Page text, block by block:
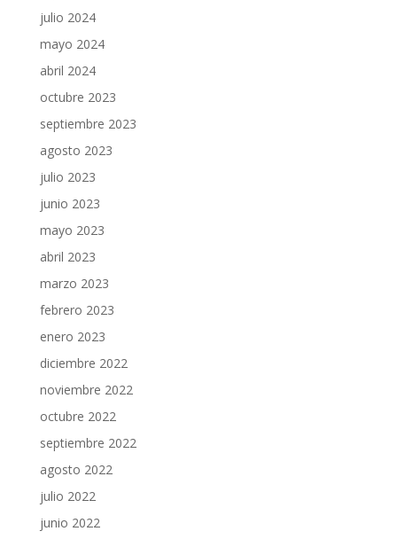
julio 2024
mayo 2024
abril 2024
octubre 2023
septiembre 2023
agosto 2023
julio 2023
junio 2023
mayo 2023
abril 2023
marzo 2023
febrero 2023
enero 2023
diciembre 2022
noviembre 2022
octubre 2022
septiembre 2022
agosto 2022
julio 2022
junio 2022